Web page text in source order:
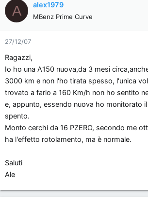
A alex1979
MBenz Prime Curve
27/12/07
Ragazzi,
Io ho una A150 nuova,da 3 mesi
3000 km e non l'ho tirata spesso, l'unica
trovato a farlo a 160 Km/h non ho sentito
e, appunto, essendo nuova ho monitorato
spento.
Monto cerchi da 16 PZERO, secondo me
ha l'effetto rotolamento, ma è normale.
Saluti
Ale